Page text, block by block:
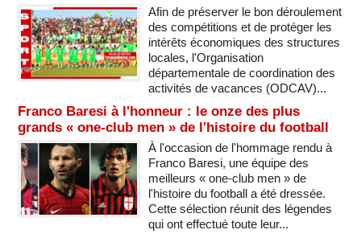
Afin de préserver le bon déroulement
des compétitions et de protéger les
intérêts économiques des structures
locales, l'Organisation
départementale de coordination des
activités de vacances (ODCAV)...
Franco Baresi à l'honneur : le onze des plus
grands « one-club men » de l'histoire du football
À l'occasion de l'hommage rendu à
Franco Baresi, une équipe des
meilleurs « one-club men » de
l'histoire du football a été dressée.
Cette sélection réunit des légendes
qui ont effectué toute leur...